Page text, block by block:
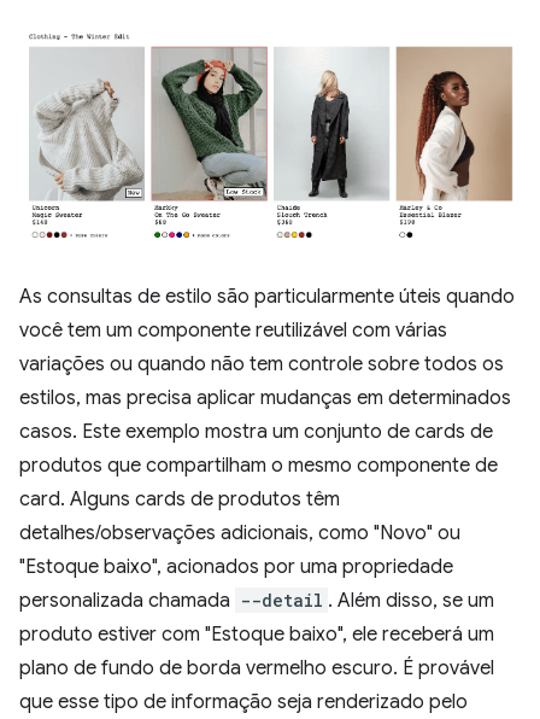
As consultas de estilo são particularmente úteis quando
você tem um componente reutilizável com várias
variações ou quando não tem controle sobre todos os
estilos, mas precisa aplicar mudanças em determinados
casos. Este exemplo mostra um conjunto de cards de
produtos que compartilham o mesmo componente de
card. Alguns cards de produtos têm
detalhes/observações adicionais, como "Novo" ou
"Estoque baixo", acionados por uma propriedade
personalizada chamada --detail . Além disso, se um
produto estiver com "Estoque baixo", ele receberá um
plano de fundo de borda vermelho escuro. É provável
que esse tipo de informação seja renderizado pelo